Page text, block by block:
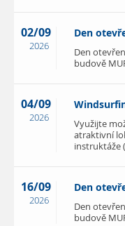
02/09
2026
Den
Den
budově
04/09
2026
Využijte
atraktivní
instruktáže
16/09
2026
Den
Den
budově